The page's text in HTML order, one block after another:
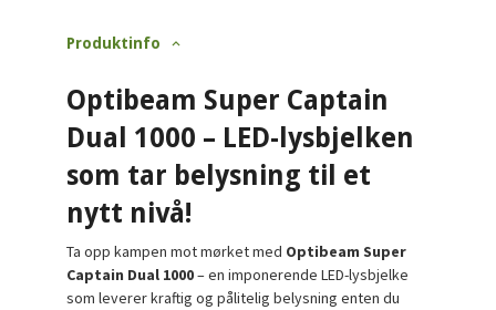
Produktinfo
Optibeam Super Captain
Dual 1000 – LED-lysbjelken
som tar belysning til et
nytt nivå!
Ta opp kampen mot mørket med Optibeam Super
Captain Dual 1000– en imponerende LED-lysbjelke
som leverer kraftig og pålitelig belysning enten du